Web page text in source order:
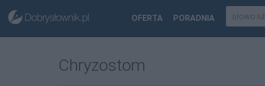
OFERTA PORADNIA
Chryzostom